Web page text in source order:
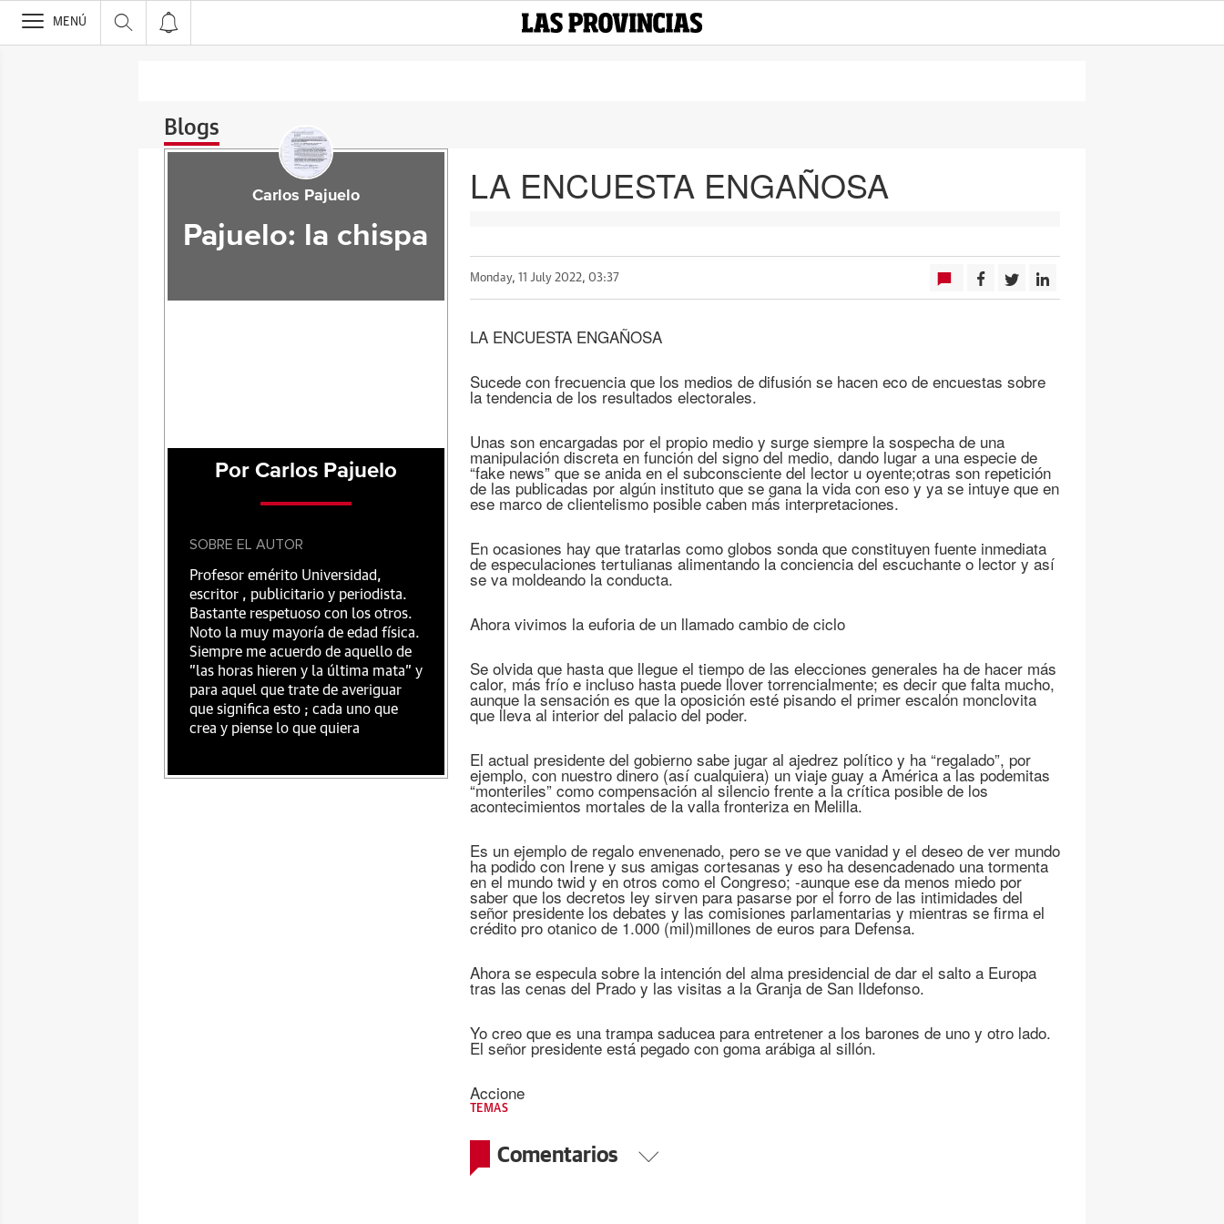
>
MENÚ
Blogs
LA ENCUESTA ENGAÑOSA
Monday, 11 July 2022, 03:37
LA ENCUESTA ENGAÑOSA
Sucede con frecuencia que los medios de difusión se hacen eco de encuestas sobre
la tendencia de los resultados electorales.
Unas son encargadas por el propio medio y surge siempre la sospecha de una
manipulación discreta en función del signo del medio, dando lugar a una especie de
“fake news” que se anida en el subconsciente del lector u oyente;otras son repetición
de las publicadas por algún instituto que se gana la vida con eso y ya se intuye que en
ese marco de clientelismo posible caben más interpretaciones.
En ocasiones hay que tratarlas como globos sonda que constituyen fuente inmediata
de especulaciones tertulianas alimentando la conciencia del escuchante o lector y así
se va moldeando la conducta.
Ahora vivimos la euforia de un llamado cambio de ciclo
Se olvida que hasta que llegue el tiempo de las elecciones generales ha de hacer más
calor, más frío e incluso hasta puede llover torrencialmente; es decir que falta mucho,
aunque la sensación es que la oposición esté pisando el primer escalón monclovita
que lleva al interior del palacio del poder.
El actual presidente del gobierno sabe jugar al ajedrez político y ha “regalado”, por
ejemplo, con nuestro dinero (así cualquiera) un viaje guay a América a las podemitas
“monteriles” como compensación al silencio frente a la crítica posible de los
acontecimientos mortales de la valla fronteriza en Melilla.
Es un ejemplo de regalo envenenado, pero se ve que vanidad y el deseo de ver mundo
ha podido con Irene y sus amigas cortesanas y eso ha desencadenado una tormenta
en el mundo twid y en otros como el Congreso; -aunque ese da menos miedo por
saber que los decretos ley sirven para pasarse por el forro de las intimidades del
señor presidente los debates y las comisiones parlamentarias y mientras se firma el
crédito pro otanico de 1.000 (mil)millones de euros para Defensa.
Ahora se especula sobre la intención del alma presidencial de dar el salto a Europa
tras las cenas del Prado y las visitas a la Granja de San Ildefonso.
Yo creo que es una trampa saducea para entretener a los barones de uno y otro lado.
El señor presidente está pegado con goma arábiga al sillón.
Accione
TEMAS
Comentarios
Carlos Pajuelo
Pajuelo: la chispa
Por Carlos Pajuelo
SOBRE EL AUTOR
Profesor emérito Universidad,
escritor , publicitario y periodista.
Bastante respetuoso con los otros.
Noto la muy mayoría de edad física.
Siempre me acuerdo de aquello de
"las horas hieren y la última mata" y
para aquel que trate de averiguar
que significa esto ; cada uno que
crea y piense lo que quiera